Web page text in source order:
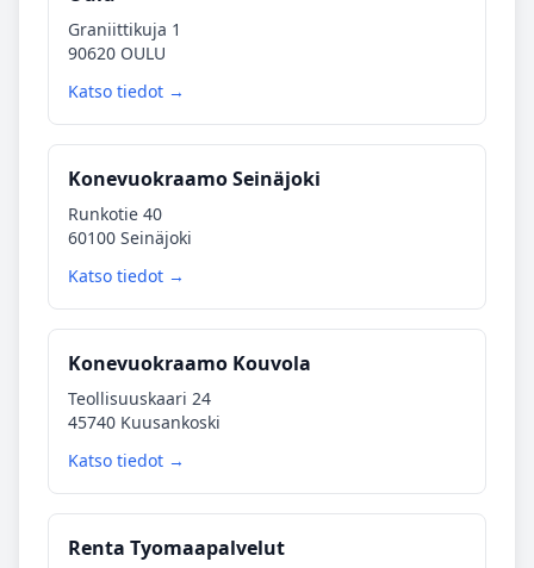
Graniittikuja 1
90620 OULU
Katso tiedot →
Konevuokraamo Seinäjoki
Runkotie 40
60100 Seinäjoki
Katso tiedot →
Konevuokraamo Kouvola
Teollisuuskaari 24
45740 Kuusankoski
Katso tiedot →
Renta Tyomaapalvelut